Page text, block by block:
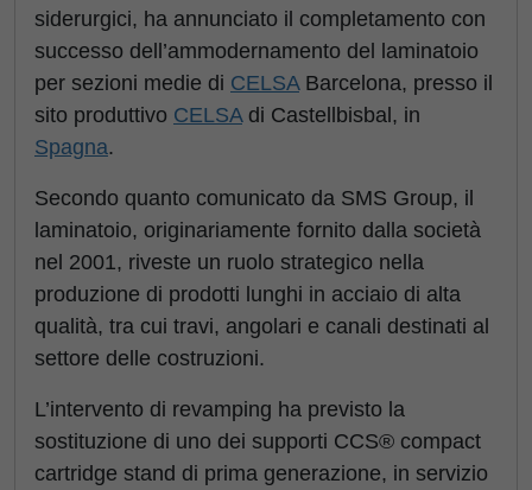
siderurgici, ha annunciato il completamento con
successo dell’ammodernamento del laminatoio
per sezioni medie di CELSABarcelona, presso il
sito produttivo CELSAdi Castellbisbal, in
Spagna.
Secondo quanto comunicato da SMS Group, il
laminatoio, originariamente fornito dalla società
nel 2001, riveste un ruolo strategico nella
produzione di prodotti lunghi in acciaio di alta
qualità, tra cui travi, angolari e canali destinati al
settore delle costruzioni.
L’intervento di revamping ha previsto la
sostituzione di uno dei supporti CCS® compact
cartridge stand di prima generazione, in servizio